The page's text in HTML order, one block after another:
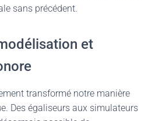
sans précédent.
et
transformé notre manière
Des égaliseurs aux simulateurs